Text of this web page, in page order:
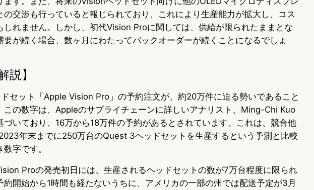
の交渉も行っていると報じられており、これにより生産能力が拡大し、コス
しれません。しかし、初代Vision Proに関しては、供給が限られたままとな
要が続く場合、数ヶ月にわたってバックオーダーが続くことになるでしょ
説】
セット「Apple Vision Pro」の予約注文が、約20万件に迫る勢いであること
この数字は、Appleのサプライチェーンに詳しいアナリスト、Ming-Chi Kuo
づいており、16万から18万件の予約があるとされています。これは、競合他
年末までに250万台のQuest 3ヘッドセットを生産するという予測と比較
字です。
Proの発売初日には、生産されるヘッドセットの数が7万台程度に限られ
約開始から1時間も経たないうちに、アメリカの一部の州では配送予定が3月